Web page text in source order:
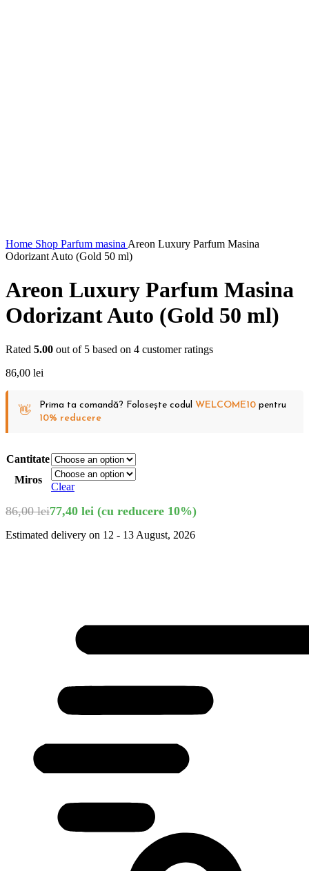
Home Shop Parfum masina Areon Luxury Parfum Masina
Odorizant Auto (Gold 50 ml)
Areon Luxury Parfum Masina
Odorizant Auto (Gold 50 ml)
Rated 5.00 out of 5 based on 4 customer ratings
86,00 lei
👋
Prima ta comandă? Folosește codul WELCOME10 pentru
10% reducere
Cantitate
Miros
Clear
86,00lei77,40 lei (cu reducere 10%)
Estimated delivery on 12 - 13 August, 2026